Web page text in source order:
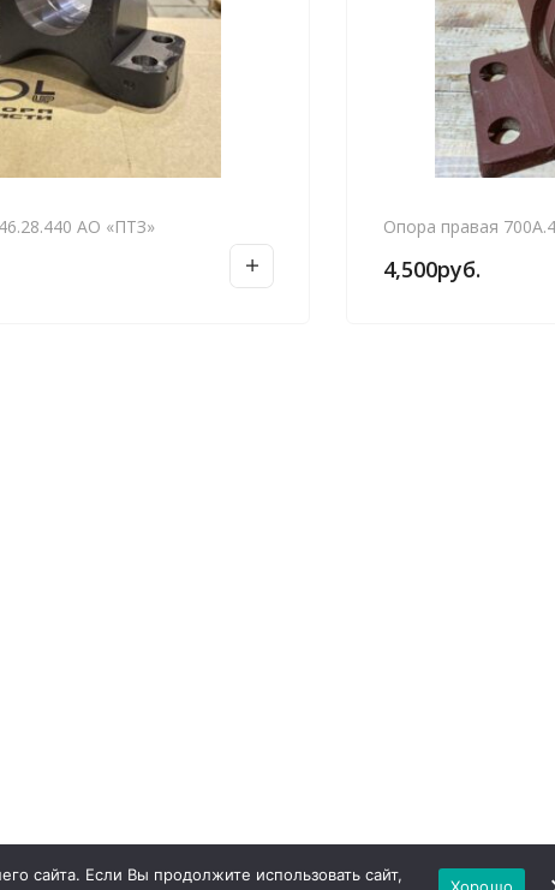
АО «ПТЗ» Опора правая
4,500руб.
сайта. Если Вы продолжите использовать сайт,
Хорошо